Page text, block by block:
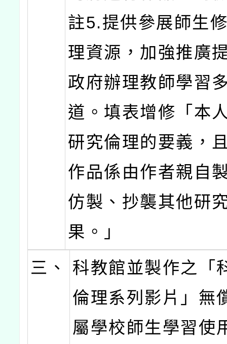
註5.提供參展師生
理資源，加強推廣
政府辦理教師學習
道。填表增修「本
研究倫理的要義，
作品係由作者親自
仿製、抄襲其他研
果。」
三、
科教館並製作之「
倫理系列影片」無
屬學校師生學習使